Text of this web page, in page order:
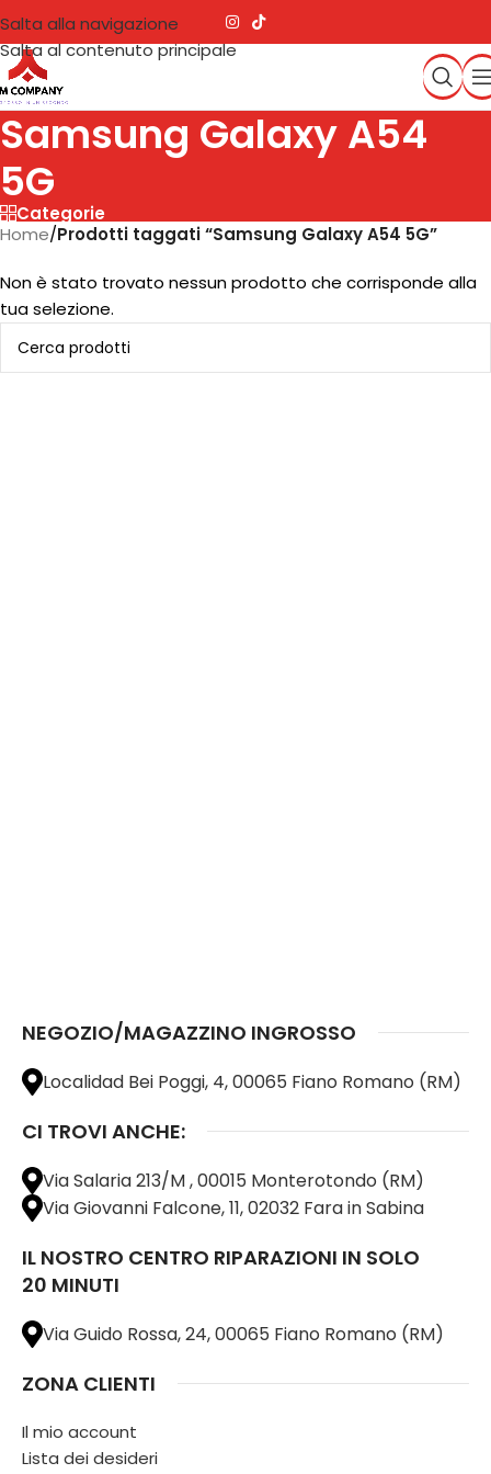
Salta alla navigazione
Salta al contenuto principale
Samsung Galaxy A54
5G
Categorie
Home/Prodotti taggati “Samsung Galaxy A54 5G”
Non è stato trovato nessun prodotto che corrisponde alla
tua selezione.
NEGOZIO/MAGAZZINO INGROSSO
Localidad Bei Poggi, 4, 00065 Fiano Romano (RM)
CI TROVI ANCHE:
Via Salaria 213/M , 00015 Monterotondo (RM)
Via Giovanni Falcone, 11, 02032 Fara in Sabina
IL NOSTRO CENTRO RIPARAZIONI IN SOLO
20 MINUTI
Via Guido Rossa, 24, 00065 Fiano Romano (RM)
ZONA CLIENTI
Il mio account
Lista dei desideri